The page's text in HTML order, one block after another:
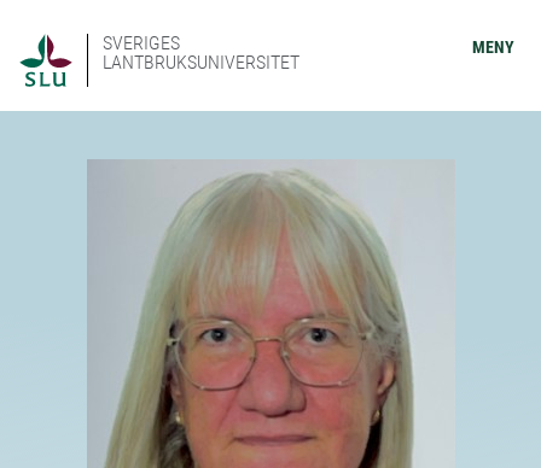
SVERIGES
LANTBRUKSUNIVERSITET
MENY